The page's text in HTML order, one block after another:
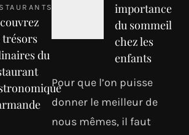
trésors
du
importance
du sommeil
chez les
enfants
Pour que l’on puisse
donner le meilleur de
nous mêmes, il faut